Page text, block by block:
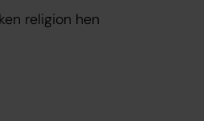
religion hen